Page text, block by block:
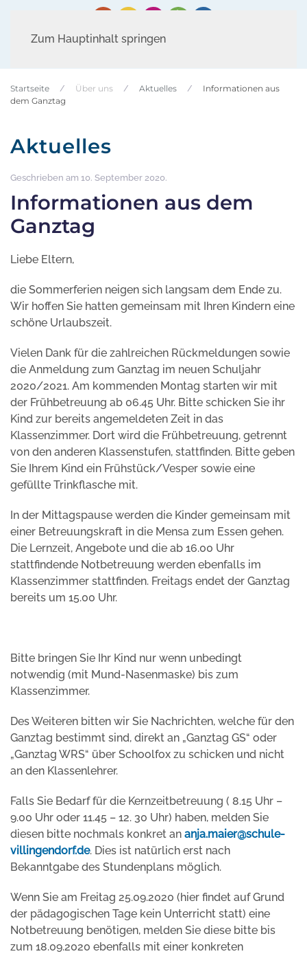
Zum Hauptinhalt springen
Startseite Über uns Aktuelles
Informationen aus
dem Ganztag
Aktuelles
Geschrieben am 10. September 2020.
Informationen aus dem
Ganztag
Liebe Eltern,
die Sommerferien neigen sich langsam dem Ende zu.
Wir hoffen Sie hatten gemeinsam mit Ihren Kindern eine
schöne Urlaubszeit.
Vielen Dank für die zahlreichen Rückmeldungen sowie
die Anmeldung zum Ganztag im neuen Schuljahr
2020/2021. Am kommenden Montag starten wir mit
der Frühbetreuung ab 06.45 Uhr. Bitte schicken Sie ihr
Kind zur bereits angemeldeten Zeit in das
Klassenzimmer. Dort wird die Frühbetreuung, getrennt
von den anderen Klassenstufen, stattfinden. Bitte geben
Sie Ihrem Kind ein Frühstück/Vesper sowie eine
gefüllte Trinkflasche mit.
In der Mittagspause werden die Kinder gemeinsam mit
einer Betreuungskraft in die Mensa zum Essen gehen.
Die Lernzeit, Angebote und die ab 16.00 Uhr
stattfindende Notbetreuung werden ebenfalls im
Klassenzimmer stattfinden. Freitags endet der Ganztag
bereits um 15.00 Uhr.
Bitte bringen Sie Ihr Kind nur wenn unbedingt
notwendig (mit Mund-Nasenmaske) bis zum
Klassenzimmer.
Des Weiteren bitten wir Sie Nachrichten, welche für den
Ganztag bestimmt sind, direkt an „Ganztag GS“ oder
„Ganztag WRS“ über Schoolfox zu schicken und nicht
an den Klassenlehrer.
Falls Sie Bedarf für die Kernzeitbetreuung ( 8.15 Uhr –
9.00 Uhr oder 11.45 – 12. 30 Uhr) haben, melden Sie
diesen bitte nochmals konkret an anja.maier@schule-
villingendorf.de. Dies ist natürlich erst nach
Bekanntgabe des Stundenplans möglich.
Wenn Sie am Freitag 25.09.2020 (hier findet auf Grund
der pädagogischen Tage kein Unterricht statt) eine
Notbetreuung benötigen, melden Sie diese bitte bis
zum 18.09.2020 ebenfalls mit einer konkreten